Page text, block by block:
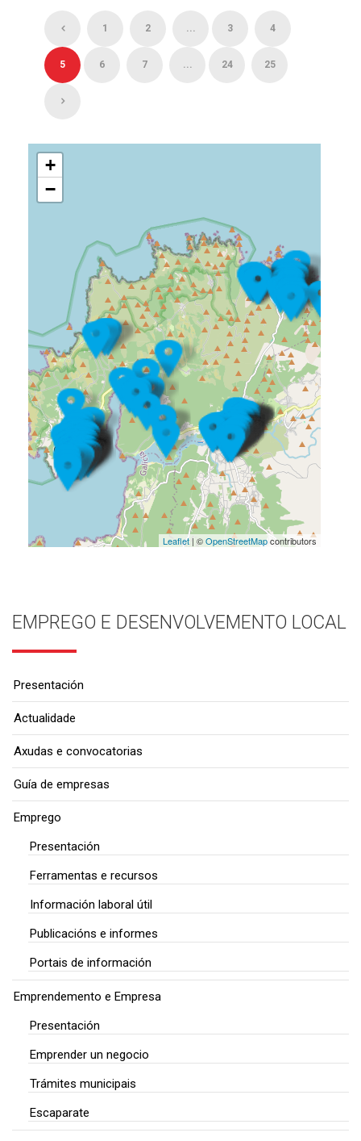
1 2 ... 3 4
5 6 7 ... 24 25
+
−
Leaflet| ©OpenStreetMapcontributors
EMPREGO E DESENVOLVEMENTO LOCAL
Presentación
Actualidade
Axudas e convocatorias
Guía de empresas
Emprego
Presentación
Ferramentas e recursos
Información laboral útil
Publicacións e informes
Portais de información
Emprendemento e Empresa
Presentación
Emprender un negocio
Trámites municipais
Escaparate